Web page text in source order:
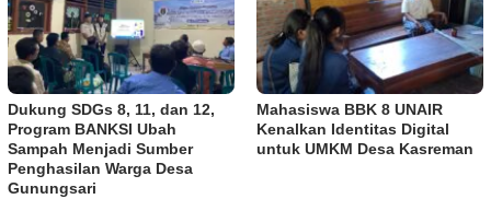
Dukung SDGs 8, 11, dan 12,
Program BANKSI Ubah
Sampah Menjadi Sumber
Penghasilan Warga Desa
Gunungsari
Mahasiswa BBK 8 UNAIR
Kenalkan Identitas Digital
untuk UMKM Desa Kasreman